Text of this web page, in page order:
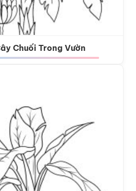
Chuối Trong Vườn